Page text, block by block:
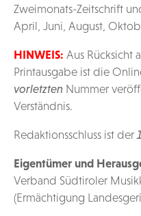
Zweimonats-Zeitschrift
April, Juni, August,
HINWEIS: Aus Rücksicht
Printausgabe ist die
vorletzten Nummer
Verständnis.
Redaktionsschluss ist der
Eigentümer und
Verband Südtiroler
(Ermächtigung